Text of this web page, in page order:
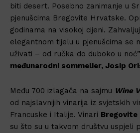
biti desert. Posebno zanimanje u
pjenušcima Bregovite Hrvatske.
godinama na visokoj cijeni.
elegantnom tijelu u pjenušcima se
uživati – od ručka do duboko u
međunarodni sommelier, Josip
Među 700 izlagača na sajmu Wine
od najslavnijih vinarija iz svjetskih
Francuske i Italije. Vinari Bregovite
su što su u takvom društvu uspjeli